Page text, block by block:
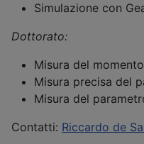
Simulazione con
Dottorato:
Misura del
Misura precisa del
Misura del
Contatti: Riccardo de